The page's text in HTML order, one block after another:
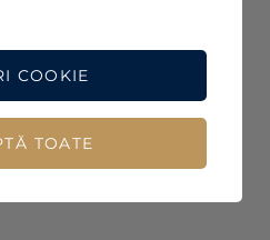
TOATE
COOKIE